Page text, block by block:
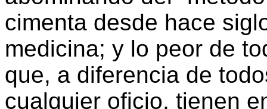
cimenta desde hace
medicina; y lo peor de
que, a diferencia de
cualquier oficio, tienen